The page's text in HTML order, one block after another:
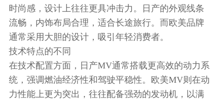
时尚感，设计上往往更具冲击力。日产的外观线条
流畅，内饰布局合理，适合长途旅行。而欧美品牌
通常采用大胆的设计，吸引年轻消费者。
技术特点的不同
在技术配置方面，日产MV通常搭载更高效的动力系
统，强调燃油经济性和驾驶平稳性。欧美MV则在动
力性能上更为突出，往往配备强劲的发动机，以满